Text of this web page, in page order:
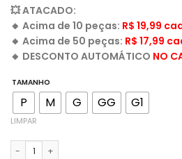
💥ATACADO:
🔸 Acima de 10 peças: R$ 19,99
🔸 Acima de 50 peças: R$ 17,99
🔸 DESCONTO AUTOMÁTICO NO
TAMANHO
P M G GG G1
LIMPAR